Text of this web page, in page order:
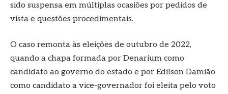
sido suspensa em múltiplas ocasiões por pedidos de
vista e questões procedimentais.
O caso remonta às eleições de outubro de 2022,
quando a chapa formada por Denarium como
candidato ao governo do estado e por Edilson Damião
como candidato a vice-governador foi eleita pelo voto